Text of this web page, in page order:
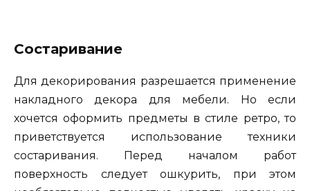
Состаривание
Для декорирования разрешается применение
накладного декора для мебели. Но если
хочется оформить предметы в стиле ретро, то
приветствуется использование техники
состаривания. Перед началом работ
поверхность следует ошкурить, при этом